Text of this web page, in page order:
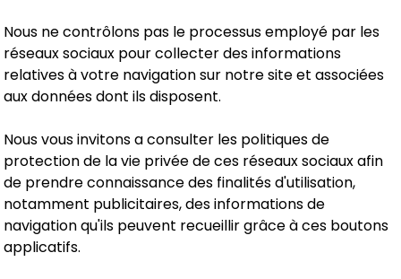
Nous ne contrôlons pas le processus employé par les
réseaux sociaux pour collecter des informations
relatives à votre navigation sur notre site et associées
aux données dont ils disposent.
Nous vous invitons a consulter les politiques de
protection de la vie privée de ces réseaux sociaux afin
de prendre connaissance des finalités d'utilisation,
notamment publicitaires, des informations de
navigation qu'ils peuvent recueillir grâce à ces boutons
applicatifs.